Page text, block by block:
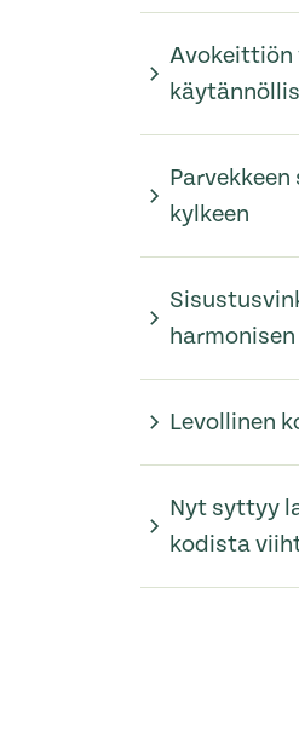
Avokeittiön
kylkeen
Levollinen
Nyt syttyy
kodista